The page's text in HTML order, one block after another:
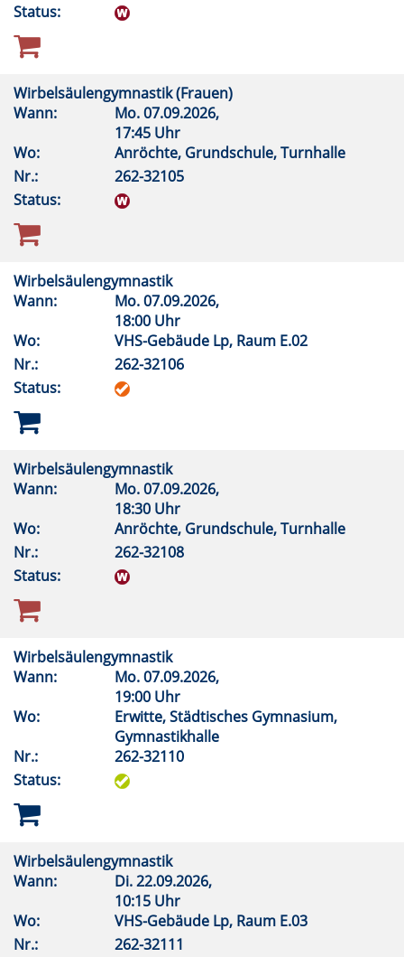
Status:
Wirbelsäulengymnastik (Frauen)
Wann:
Mo.07.09.2026,
17:45 Uhr
Wo:
Anröchte, Grundschule, Turnhalle
Nr.:
262-32105
Status:
Wirbelsäulengymnastik
Wann:
Mo.07.09.2026,
18:00 Uhr
Wo:
VHS-Gebäude Lp, Raum E.02
Nr.:
262-32106
Status:
Wirbelsäulengymnastik
Wann:
Mo.07.09.2026,
18:30 Uhr
Wo:
Anröchte, Grundschule, Turnhalle
Nr.:
262-32108
Status:
Wirbelsäulengymnastik
Wann:
Mo.07.09.2026,
19:00 Uhr
Wo:
Erwitte, Städtisches Gymnasium,
Gymnastikhalle
Nr.:
262-32110
Status:
Wirbelsäulengymnastik
Wann:
Di.22.09.2026,
10:15 Uhr
Wo:
VHS-Gebäude Lp, Raum E.03
Nr.:
262-32111